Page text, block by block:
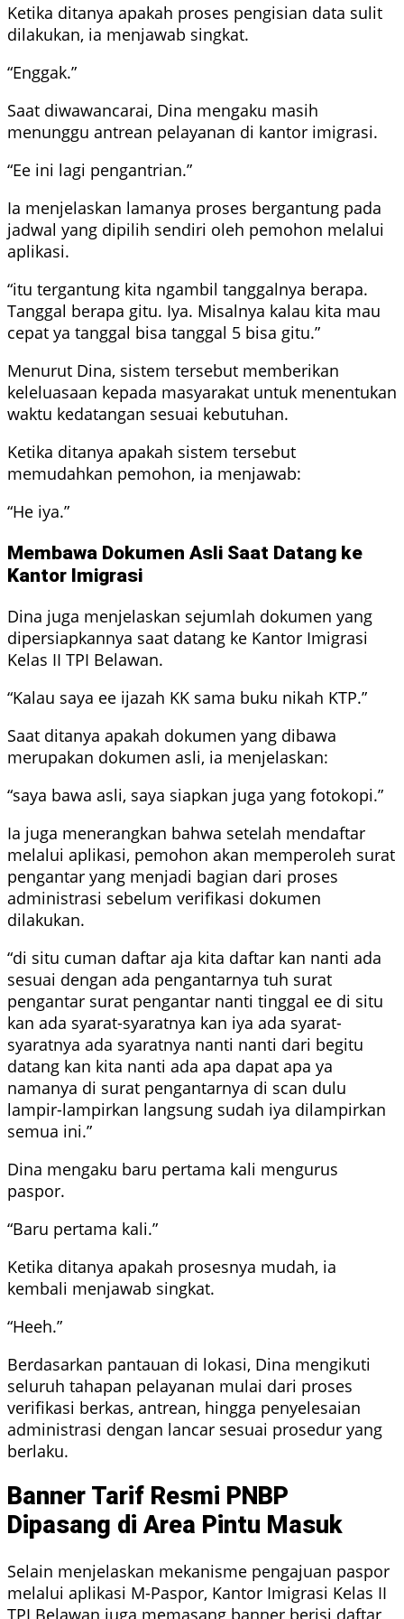
Ketika ditanya apakah proses pengisian data sulit
dilakukan, ia menjawab singkat.
“Enggak.”
Saat diwawancarai, Dina mengaku masih
menunggu antrean pelayanan di kantor imigrasi.
“Ee ini lagi pengantrian.”
Ia menjelaskan lamanya proses bergantung pada
jadwal yang dipilih sendiri oleh pemohon melalui
aplikasi.
“itu tergantung kita ngambil tanggalnya berapa.
Tanggal berapa gitu. Iya. Misalnya kalau kita mau
cepat ya tanggal bisa tanggal 5 bisa gitu.”
Menurut Dina, sistem tersebut memberikan
keleluasaan kepada masyarakat untuk menentukan
waktu kedatangan sesuai kebutuhan.
Ketika ditanya apakah sistem tersebut
memudahkan pemohon, ia menjawab:
“He iya.”
Membawa Dokumen Asli Saat Datang ke
Kantor Imigrasi
Dina juga menjelaskan sejumlah dokumen yang
dipersiapkannya saat datang ke Kantor Imigrasi
Kelas II TPI Belawan.
“Kalau saya ee ijazah KK sama buku nikah KTP.”
Saat ditanya apakah dokumen yang dibawa
merupakan dokumen asli, ia menjelaskan:
“saya bawa asli, saya siapkan juga yang fotokopi.”
Ia juga menerangkan bahwa setelah mendaftar
melalui aplikasi, pemohon akan memperoleh surat
pengantar yang menjadi bagian dari proses
administrasi sebelum verifikasi dokumen
dilakukan.
“di situ cuman daftar aja kita daftar kan nanti ada
sesuai dengan ada pengantarnya tuh surat
pengantar surat pengantar nanti tinggal ee di situ
kan ada syarat-syaratnya kan iya ada syarat-
syaratnya ada syaratnya nanti nanti dari begitu
datang kan kita nanti ada apa dapat apa ya
namanya di surat pengantarnya di scan dulu
lampir-lampirkan langsung sudah iya dilampirkan
semua ini.”
Dina mengaku baru pertama kali mengurus
paspor.
“Baru pertama kali.”
Ketika ditanya apakah prosesnya mudah, ia
kembali menjawab singkat.
“Heeh.”
Berdasarkan pantauan di lokasi, Dina mengikuti
seluruh tahapan pelayanan mulai dari proses
verifikasi berkas, antrean, hingga penyelesaian
administrasi dengan lancar sesuai prosedur yang
berlaku.
Banner Tarif Resmi PNBP
Dipasang di Area Pintu Masuk
Selain menjelaskan mekanisme pengajuan paspor
melalui aplikasi M-Paspor, Kantor Imigrasi Kelas II
TPI Belawan juga memasang banner berisi daftar